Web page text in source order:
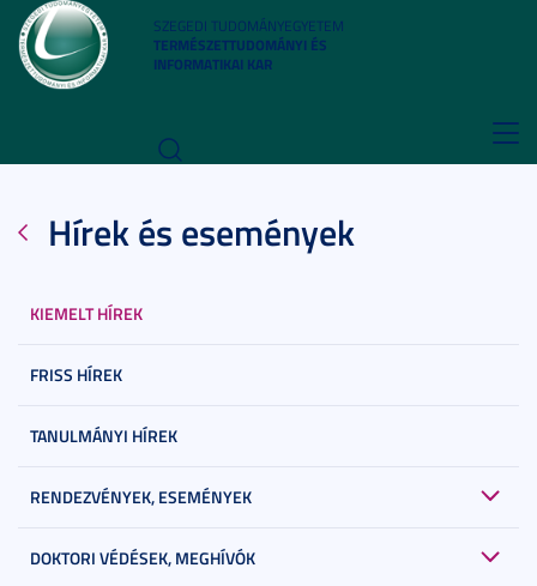
SZEGEDI TUDOMÁNYEGYETEM
TERMÉSZETTUDOMÁNYI ÉS
INFORMATIKAI KAR
Hírek és események
KIEMELT HÍREK
FRISS HÍREK
TANULMÁNYI HÍREK
RENDEZVÉNYEK, ESEMÉNYEK
DOKTORI VÉDÉSEK, MEGHÍVÓK